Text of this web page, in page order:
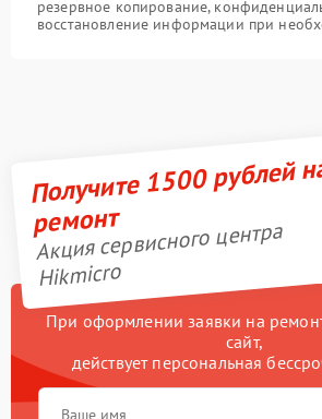
резервное копирование,
восстановление информации при
Получите 1500 рублей
ремонт
Акция сервисного центра
Hikmicro
При оформлении заявки на
сайт,
действует персональная